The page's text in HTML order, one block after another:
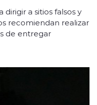
a sitios falsos y
recomiendan realizar
de entregar